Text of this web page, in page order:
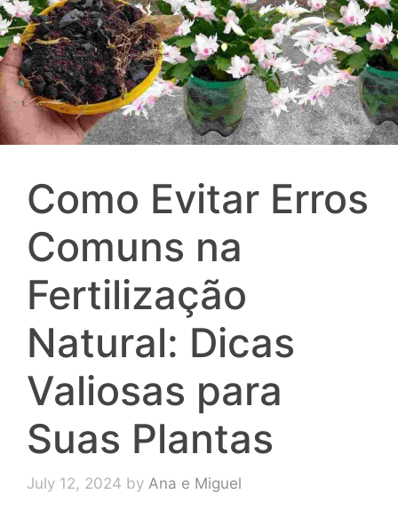
Como Evitar Erros
Comuns na
Fertilização
Natural: Dicas
Valiosas para
Suas Plantas
July 12, 2024 by Ana e Miguel